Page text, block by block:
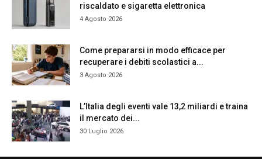
riscaldato e sigaretta elettronica
4 Agosto 2026
Come prepararsi in modo efficace per
recuperare i debiti scolastici a...
3 Agosto 2026
L’Italia degli eventi vale 13,2 miliardi e traina
il mercato dei...
30 Luglio 2026